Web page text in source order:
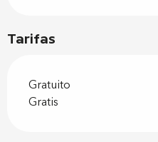
Tarifas
Gratuito
Gratis